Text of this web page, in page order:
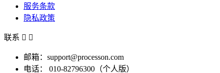
服务条款
隐私政策
联系  
邮箱：support@processon.com
电话：
010-82796300（个人版）